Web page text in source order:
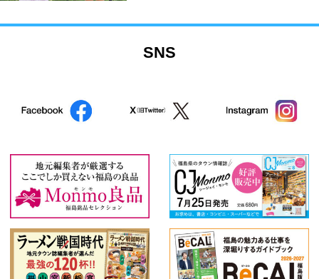
SNS